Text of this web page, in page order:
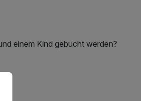
einem Kind gebucht werden?